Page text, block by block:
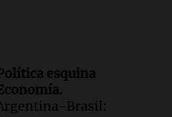
provincia
esquina
Brasil: